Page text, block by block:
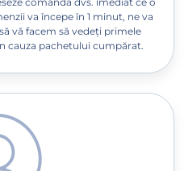
va începe în 1 minut, ne va
vă facem să vedeți primele
cauza pachetului cumpărat.